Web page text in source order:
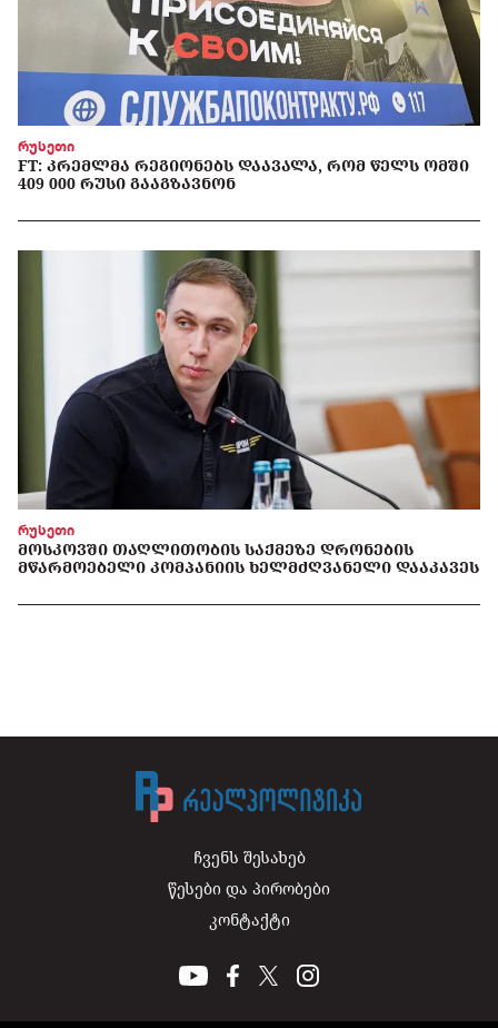
რუსეთი
FT: ᲙᲠᲔᲛᲚᲛᲐ ᲠᲔᲒᲘᲝᲜᲔᲑᲡ ᲓᲐᲐᲕᲐᲚᲐ, ᲠᲝᲛ ᲬᲔᲚᲡ ᲝᲛᲨᲘ
409 000 ᲠᲣᲡᲘ ᲒᲐᲐᲒᲖᲐᲕᲜᲝᲜ
რუსეთი
ᲛᲝᲡᲙᲝᲕᲨᲘ ᲗᲐᲦᲚᲘᲗᲝᲑᲘᲡ ᲡᲐᲥᲛᲔᲖᲔ ᲓᲠᲝᲜᲔᲑᲘᲡ
ᲛᲬᲐᲠᲛᲝᲔᲑᲔᲚᲘ ᲙᲝᲛᲞᲐᲜᲘᲘᲡ ᲮᲔᲚᲛᲫᲦᲕᲐᲜᲔᲚᲘ ᲓᲐᲐᲙᲐᲕᲔᲡ
ჩვენს შესახებ
წესები და პირობები
კონტაქტი